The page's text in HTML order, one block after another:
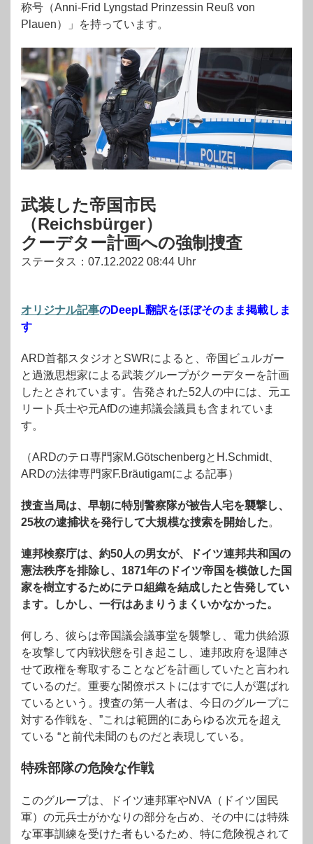
称号（Anni-Frid Lyngstad Prinzessin Reuß von
Plauen）」を持っています。
武装した帝国市民
（Reichsbürger）
クーデター計画への強制捜査
ステータス：07.12.2022 08:44 Uhr
オリジナル記事のDeepL翻訳をほぼそのまま掲載しま
す
ARD首都スタジオとSWRによると、帝国ビュルガー
と過激思想家による武装グループがクーデターを計画
したとされています。告発された52人の中には、元エ
リート兵士や元AfDの連邦議会議員も含まれていま
す。
（ARDのテロ専門家M.GötschenbergとH.Schmidt、
ARDの法律専門家F.Bräutigamによる記事）
捜査当局は、早朝に特別警察隊が被告人宅を襲撃し、
25枚の逮捕状を発行して大規模な捜索を開始した。
連邦検察庁は、約50人の男女が、ドイツ連邦共和国の
憲法秩序を排除し、1871年のドイツ帝国を模倣した国
家を樹立するためにテロ組織を結成したと告発してい
ます。しかし、一行はあまりうまくいかなかった。
何しろ、彼らは帝国議会議事堂を襲撃し、電力供給源
を攻撃して内戦状態を引き起こし、連邦政府を退陣さ
せて政権を奪取することなどを計画していたと言われ
ているのだ。重要な閣僚ポストにはすでに人が選ばれ
ているという。捜査の第一人者は、今日のグループに
対する作戦を、”これは範囲的にあらゆる次元を超え
ている “と前代未聞のものだと表現している。
特殊部隊の危険な作戦
このグループは、ドイツ連邦軍やNVA（ドイツ国民
軍）の元兵士がかなりの部分を占め、その中には特殊
な軍事訓練を受けた者もいるため、特に危険視されて